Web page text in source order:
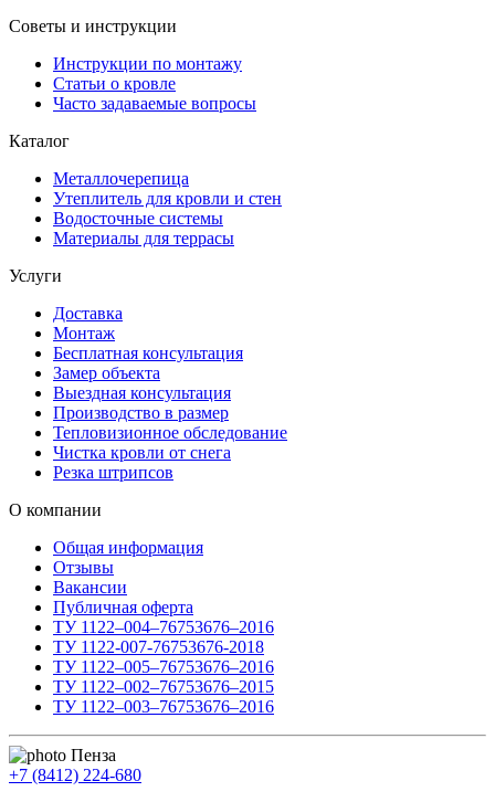
Советы и инструкции
Инструкции по монтажу
Статьи о кровле
Часто задаваемые вопросы
Каталог
Металлочерепица
Утеплитель для кровли и стен
Водосточные системы
Материалы для террасы
Услуги
Доставка
Монтаж
Бесплатная консультация
Замер объекта
Выездная консультация
Производство в размер
Тепловизионное обследование
Чистка кровли от снега
Резка штрипсов
О компании
Общая информация
Отзывы
Вакансии
Публичная оферта
ТУ 1122–004–76753676–2016
ТУ 1122-007-76753676-2018
ТУ 1122–005–76753676–2016
ТУ 1122–002–76753676–2015
ТУ 1122–003–76753676–2016
Пенза
+7 (8412) 224-680